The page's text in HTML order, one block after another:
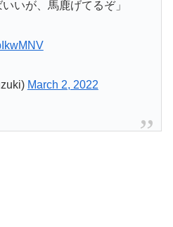
いが、馬鹿げてるぞ」
March 2, 2022